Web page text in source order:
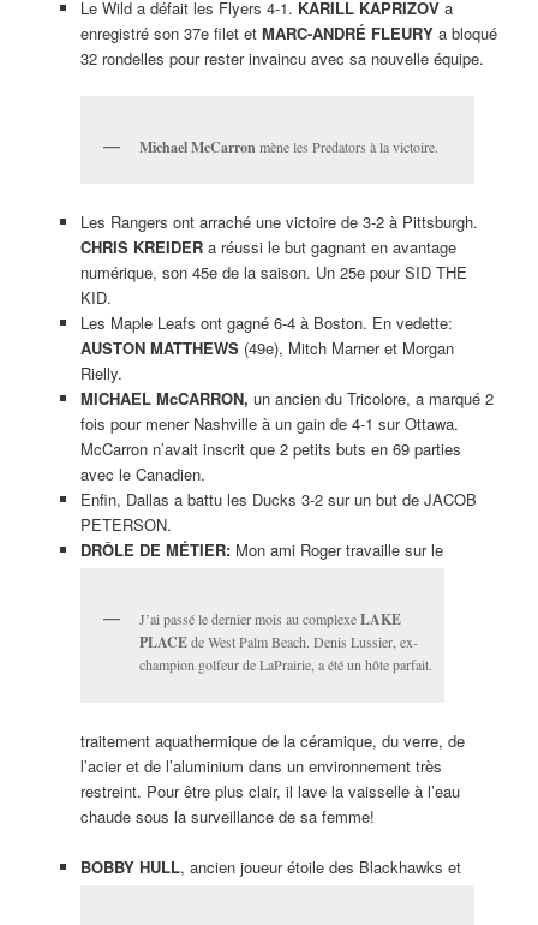
Le Wild a défait les Flyers 4-1. KARILL KAPRIZOVa
enregistré son 37e filet et MARC-ANDRÉ FLEURYa bloqué
32 rondelles pour rester invaincu avec sa nouvelle équipe.
Michael McCarron mène les Predators à la victoire.
Les Rangers ont arraché une victoire de 3-2 à Pittsburgh.
CHRIS KREIDERa réussi le but gagnant en avantage
numérique, son 45e de la saison. Un 25e pour SID THE
KID.
Les Maple Leafs ont gagné 6-4 à Boston. En vedette:
AUSTON MATTHEWS(49e), Mitch Marner et Morgan
Rielly.
MICHAEL McCARRON, un ancien du Tricolore, a marqué 2
fois pour mener Nashville à un gain de 4-1 sur Ottawa.
McCarron n’avait inscrit que 2 petits buts en 69 parties
avec le Canadien.
Enfin, Dallas a battu les Ducks 3-2 sur un but de JACOB
PETERSON.
DRÔLE DE MÉTIER: Mon ami Roger travaille sur le
J’ai passé le dernier mois au complexeLAKE
PLACEde West Palm Beach. Denis Lussier, ex-
champion golfeur de LaPrairie, a été un hôte parfait.
traitement aquathermique de la céramique, du verre, de
l’acier et de l’aluminium dans un environnement très
restreint. Pour être plus clair, il lave la vaisselle à l’eau
chaude sous la surveillance de sa femme!
BOBBY HULL, ancien joueur étoile des Blackhawks et